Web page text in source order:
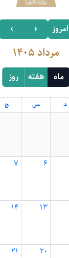
امروز ‹
›
مرداد ۱۴۰۵
ماه هفته روز
۶ ۷
۱۳ ۱۴
۲۰ ۲۱